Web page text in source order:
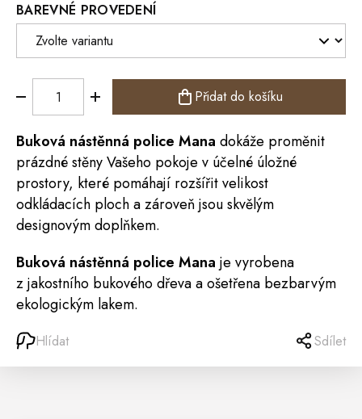
BAREVNÉ PROVEDENÍ
Přidat do košíku
Buková nástěnná police Mana dokáže proměnit
prázdné stěny Vašeho pokoje v účelné úložné
prostory, které pomáhají rozšířit velikost
odkládacích ploch a zároveň jsou skvělým
designovým doplňkem.
Buková nástěnná police Mana je vyrobena
z jakostního bukového dřeva a ošetřena bezbarvým
ekologickým lakem.
Hlídat Sdílet